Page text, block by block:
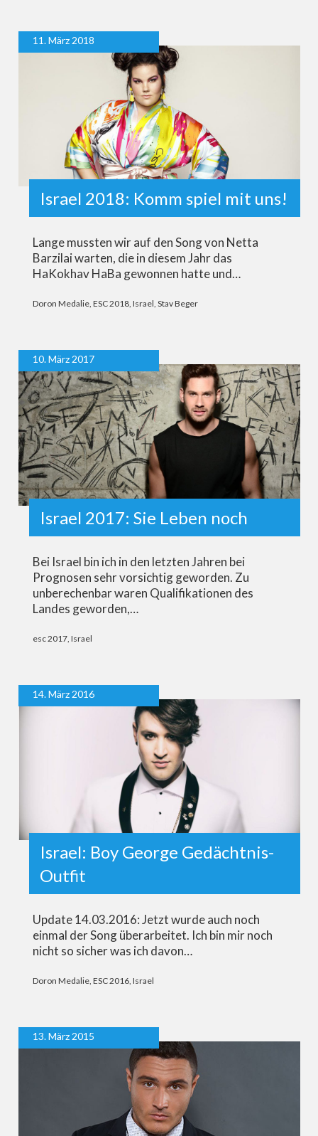
11. März 2018
Israel 2018: Komm spiel mit uns!
Lange mussten wir auf den Song von Netta
Barzilai warten, die in diesem Jahr das
HaKokhav HaBa gewonnen hatte und…
Doron Medalie, ESC 2018, Israel, Stav Beger
10. März 2017
Israel 2017: Sie Leben noch
Bei Israel bin ich in den letzten Jahren bei
Prognosen sehr vorsichtig geworden. Zu
unberechenbar waren Qualifikationen des
Landes geworden,…
esc 2017, Israel
14. März 2016
Israel: Boy George Gedächtnis-
Outfit
Update 14.03.2016: Jetzt wurde auch noch
einmal der Song überarbeitet. Ich bin mir noch
nicht so sicher was ich davon…
Doron Medalie, ESC 2016, Israel
13. März 2015